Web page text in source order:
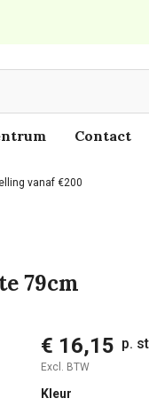
Contact
vanaf €200
79cm
€ 16,15 p.
Excl. BTW
Kleur